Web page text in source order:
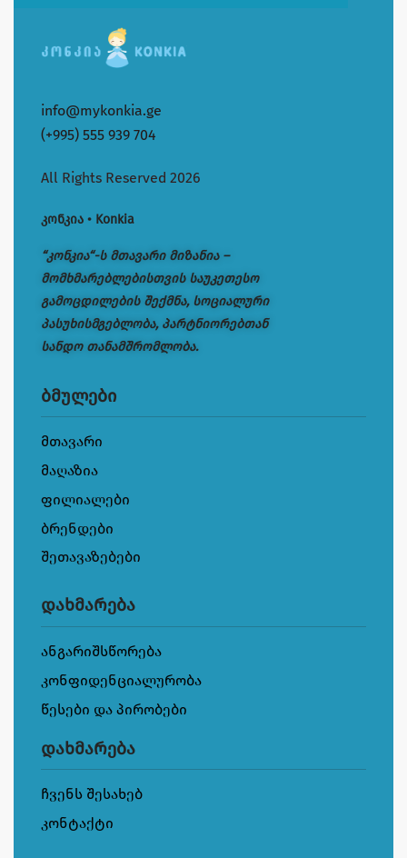
info@mykonkia.ge
(+995) 555 939 704
All Rights Reserved 2026
კონკია • Konkia
“კონკია“-ს მთავარი მიზანია –
მომხმარებლებისთვის საუკეთესო
გამოცდილების შექმნა, სოციალური
პასუხისმგებლობა, პარტნიორებთან
სანდო თანამშრომლობა.
ბმულები
მთავარი
მაღაზია
ფილიალები
ბრენდები
შეთავაზებები
დახმარება
ანგარიშსწორება
კონფიდენციალურობა
წესები და პირობები
დახმარება
ჩვენს შესახებ
კონტაქტი